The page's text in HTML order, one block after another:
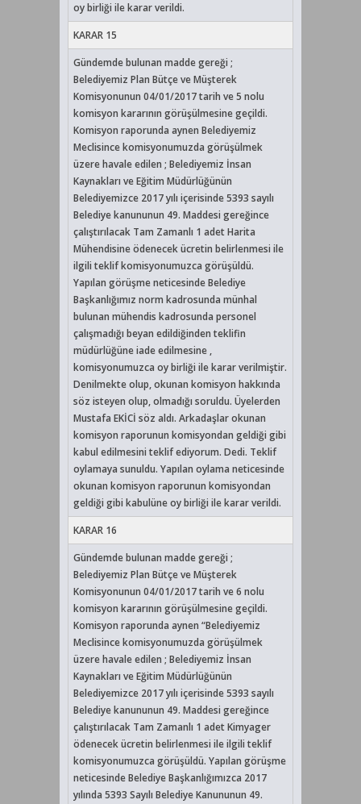
oy birliği ile karar verildi.
KARAR 15
Gündemde bulunan madde gereği ;
Belediyemiz Plan Bütçe ve Müşterek
Komisyonunun 04/01/2017 tarih ve 5 nolu
komisyon kararının görüşülmesine geçildi.
Komisyon raporunda aynen Belediyemiz
Meclisince komisyonumuzda görüşülmek
üzere havale edilen ; Belediyemiz İnsan
Kaynakları ve Eğitim Müdürlüğünün
Belediyemizce 2017 yılı içerisinde 5393 sayılı
Belediye kanununun 49. Maddesi gereğince
çalıştırılacak Tam Zamanlı 1 adet Harita
Mühendisine ödenecek ücretin belirlenmesi ile
ilgili teklif komisyonumuzca görüşüldü.
Yapılan görüşme neticesinde Belediye
Başkanlığımız norm kadrosunda münhal
bulunan mühendis kadrosunda personel
çalışmadığı beyan edildiğinden teklifin
müdürlüğüne iade edilmesine ,
komisyonumuzca oy birliği ile karar verilmiştir.
Denilmekte olup, okunan komisyon hakkında
söz isteyen olup, olmadığı soruldu. Üyelerden
Mustafa EKİCİ söz aldı. Arkadaşlar okunan
komisyon raporunun komisyondan geldiği gibi
kabul edilmesini teklif ediyorum. Dedi. Teklif
oylamaya sunuldu. Yapılan oylama neticesinde
okunan komisyon raporunun komisyondan
geldiği gibi kabulüne oy birliği ile karar verildi.
KARAR 16
Gündemde bulunan madde gereği ;
Belediyemiz Plan Bütçe ve Müşterek
Komisyonunun 04/01/2017 tarih ve 6 nolu
komisyon kararının görüşülmesine geçildi.
Komisyon raporunda aynen “Belediyemiz
Meclisince komisyonumuzda görüşülmek
üzere havale edilen ; Belediyemiz İnsan
Kaynakları ve Eğitim Müdürlüğünün
Belediyemizce 2017 yılı içerisinde 5393 sayılı
Belediye kanununun 49. Maddesi gereğince
çalıştırılacak Tam Zamanlı 1 adet Kimyager
ödenecek ücretin belirlenmesi ile ilgili teklif
komisyonumuzca görüşüldü. Yapılan görüşme
neticesinde Belediye Başkanlığımızca 2017
yılında 5393 Sayılı Belediye Kanununun 49.